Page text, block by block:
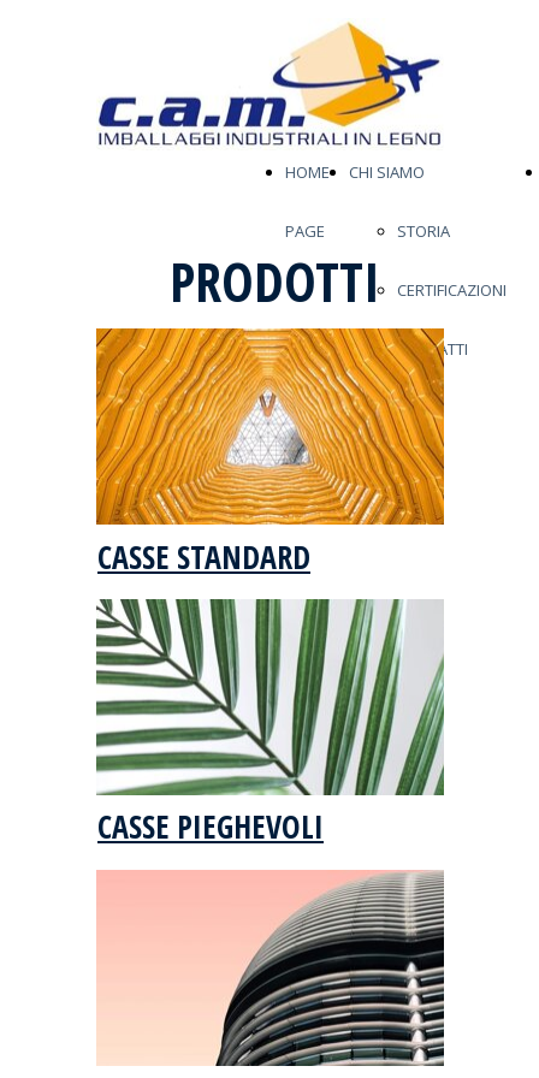
HOME
PAGE
CHI SIAMO
STORIA
CERTIFICAZIONI
CONTATTI
PRODOTTI
CASSE STANDARD
CASSE PIEGHEVOLI